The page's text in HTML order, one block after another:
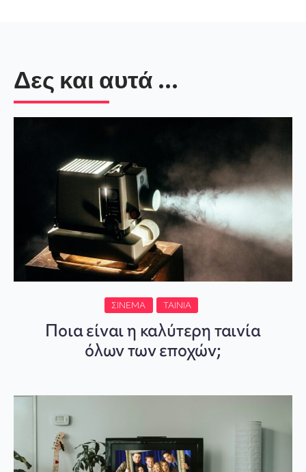
Δες και αυτά ...
ΣΙΝΕΜΆ ΤΑΙΝΊΑ
Ποια είναι η καλύτερη ταινία
όλων των εποχών;